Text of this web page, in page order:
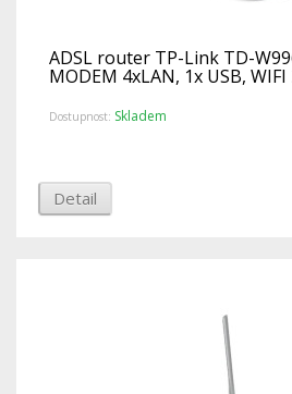
ADSL router TP-Link TD-
MODEM 4xLAN, 1x USB,
Dostupnost: Skladem
Detail